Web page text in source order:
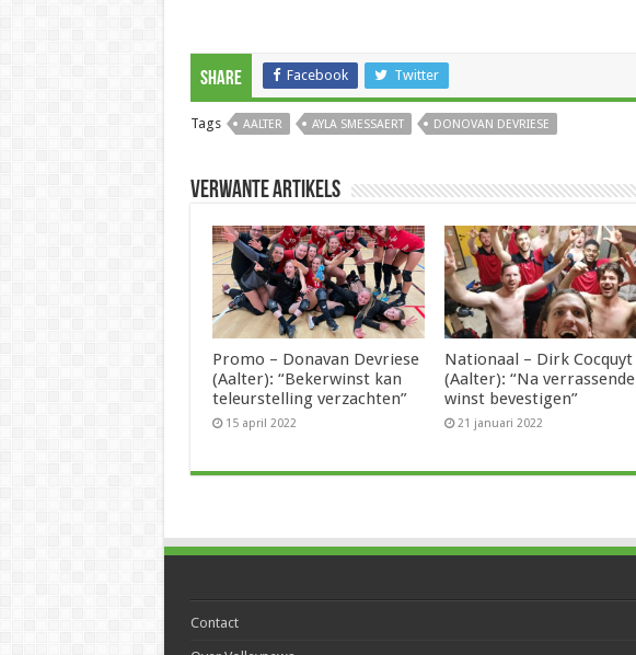
Share Facebook Twitter
Tags AALTER AYLA SMESSAERT DONOVAN DEVRIESE
Verwante artikels
Promo – Donavan Devriese
(Aalter): “Bekerwinst kan
teleurstelling verzachten”
15 april 2022
Nationaal – Dirk Cocquyt
(Aalter): “Na verrassende
winst bevestigen”
21 januari 2022
Contact